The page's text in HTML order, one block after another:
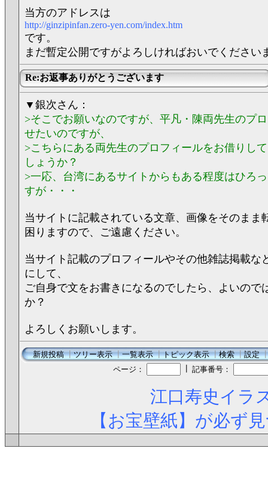
当方のアドレスは
http://ginzipinfan.zero-yen.com/index.htm
です。
まだ暫定公開ですがよろしければおいでください
Re:お返事ありがとうございます
▼銀次さん：
>そこでお願いなのですが、平凡・陳両先生のプ
せたいのですが、
>こちらにある両先生のプロフィールをお借りし
しょうか？
>一応、台湾にあるサイトからもある程度はひろ
すが・・・
当サイトに記載されている文章、画像をそのまま
困りますので、ご遠慮ください。
当サイト記載のプロフィールやその他雑誌掲載な
にして、
ご自身で文をお書きになるのでしたら、よいので
か？
よろしくお願いします。
新規投稿┃ツリー表示┃一覧表示┃トピック表示┃検索┃設定
ページ：
記事番号：
江口寿史イラ
【お宝壁紙】が必ず